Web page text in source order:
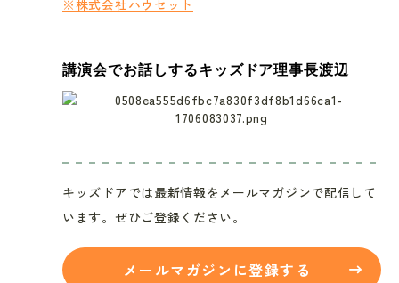
※株式会社ハウセット
講演会でお話しするキッズドア理事長渡辺
キッズドアでは最新情報をメールマガジンで配信して
います。ぜひご登録ください。
メールマガジンに登録する